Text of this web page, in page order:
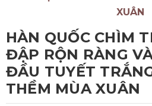
XUÂN
HÀN QUỐC CHÌM
ĐẬP RỘN RÀNG
ĐẦU TUYẾT
THỀM MÙA XUÂN